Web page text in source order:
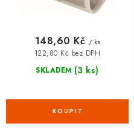
SKLADEM (3 ks)
122,80 Kč bez DPH
148,60 Kč / ks